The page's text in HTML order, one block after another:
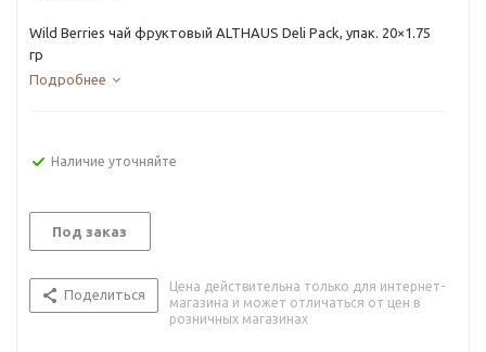
Wild Berries чай фруктовый ALTHAUS Deli Рack, упак. 20×1.75
гр
Подробнее
Наличие уточняйте
Под заказ
Поделиться
Цена действительна только для интернет-
магазина и может отличаться от цен в
розничных магазинах